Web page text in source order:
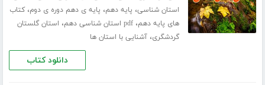
استان شناسی، پایه دهم، پایه ی دهم دوره ی دوم،کتاب
های پایه دهم،pdf استان شناسی دهم ، استان گلستان
گردشگری،آشنایی با استان ها
دانلود کتاب